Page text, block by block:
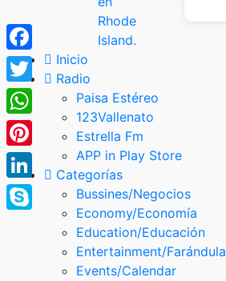
Inicio
Radio
Paisa Estéreo
123Vallenato
Estrella Fm
APP in Play Store
Categorías
Bussines/Negocios
Economy/Economía
Education/Educación
Entertainment/Farándula
Events/Calendar
Facebook
Twitter
WhatsApp
Pinterest
LinkedIn